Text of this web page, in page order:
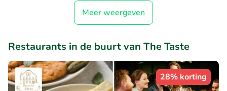
Meer weergeven
Restaurants in de buurt van The Taste
28% korting